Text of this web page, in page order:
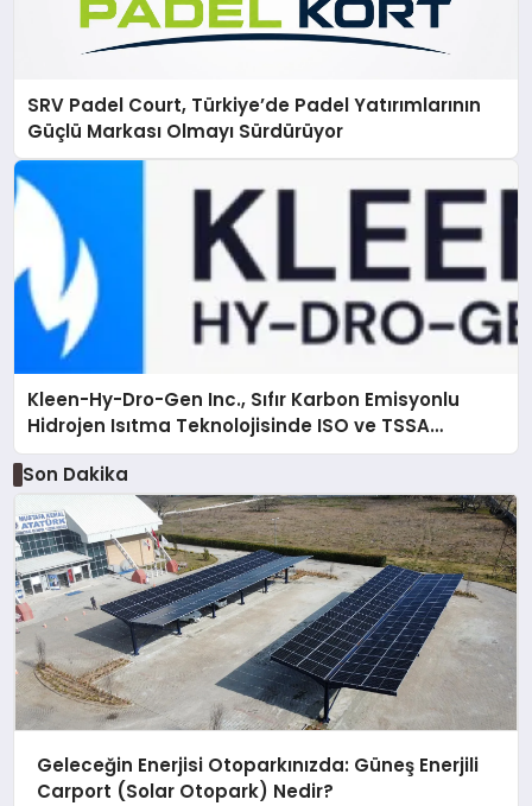
SRV Padel Court, Türkiye’de Padel Yatırımlarının
Güçlü Markası Olmayı Sürdürüyor
Kleen-Hy-Dro-Gen Inc., Sıfır Karbon Emisyonlu
Hidrojen Isıtma Teknolojisinde ISO ve TSSA
Düzenleyici Onaylarını Aldı
Son Dakika
Geleceğin Enerjisi Otoparkınızda: Güneş Enerjili
Carport (Solar Otopark) Nedir?